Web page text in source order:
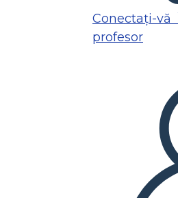
Conectați-vă
profesor